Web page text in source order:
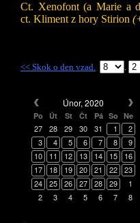
Ct. Xenofont (a Marie a
ct. Kliment z hory Stirion
<< Skok o den vzad. .
Únor, 2020
Po Út St Čt Pá So Ne
27 28 29 30 31 1
2
3
4 5 6 7 8
9
10
11 12 13 14 15
16
17
18 19 20 21 22
23
24
25 26 27 28 29
1
2
3 4 5 6 7 8